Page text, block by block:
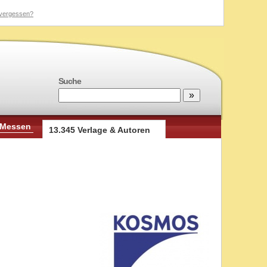
Suche
13.345 Verlage & Autoren